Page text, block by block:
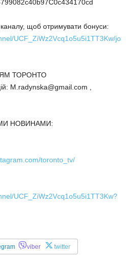
щоб отримувати бонуси:
UCF_ZiWz2Vcq1o5u5i1TT3Kw/jo
ТОРОНТО
M.radynska@gmail.com ,
НОВИНАМИ:
toronto_tv/
UCF_ZiWz2Vcq1o5u5i1TT3Kw?
viber twitter